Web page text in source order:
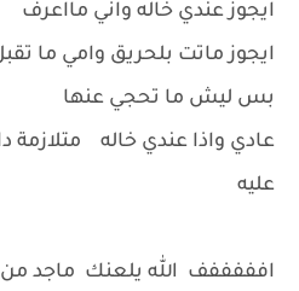
ايجوز عندي خاله واني مااعرف
ايجوز ماتت بلحريق وامي ما
بس ليش ما تحجي عنها
عادي واذا عندي خاله
عليه
افففففف الله يلعنك ماجد